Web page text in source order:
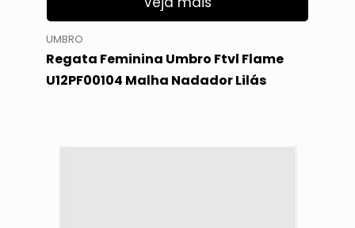
UMBRO
Regata Feminina Umbro Ftvl Flame
U12PF00104 Malha Nadador Lilás